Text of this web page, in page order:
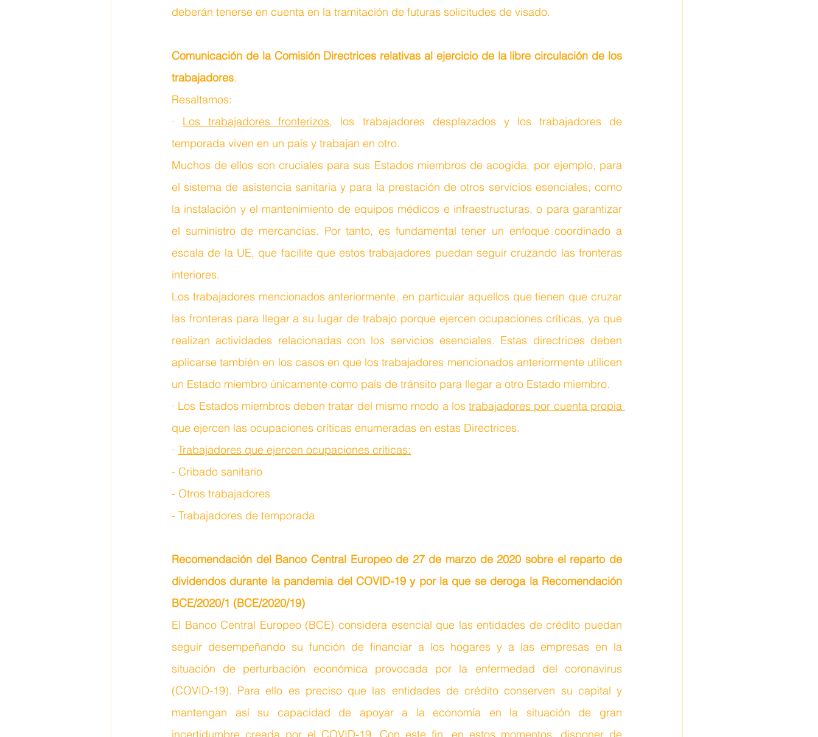
deberán tenerse en cuenta en la tramitación de futuras solicitudes de visado.
Comunicación de la Comisión Directrices relativas al ejercicio de la libre circulación de los
trabajadores.
Resaltamos:
· Los trabajadores fronterizos, los trabajadores desplazados y los trabajadores de
temporada viven en un país y trabajan en otro.
Muchos de ellos son cruciales para sus Estados miembros de acogida, por ejemplo, para
el sistema de asistencia sanitaria y para la prestación de otros servicios esenciales, como
la instalación y el mantenimiento de equipos médicos e infraestructuras, o para garantizar
el suministro de mercancías. Por tanto, es fundamental tener un enfoque coordinado a
escala de la UE, que facilite que estos trabajadores puedan seguir cruzando las fronteras
interiores.
Los trabajadores mencionados anteriormente, en particular aquellos que tienen que cruzar
las fronteras para llegar a su lugar de trabajo porque ejercen ocupaciones críticas, ya que
realizan actividades relacionadas con los servicios esenciales. Estas directrices deben
aplicarse también en los casos en que los trabajadores mencionados anteriormente utilicen
un Estado miembro únicamente como país de tránsito para llegar a otro Estado miembro.
· Los Estados miembros deben tratar del mismo modo a los
que ejercen las ocupaciones críticas enumeradas en estas Directrices.
· Trabajadores que ejercen ocupaciones críticas:
- Cribado sanitario
- Otros trabajadores
- Trabajadores de temporada
Recomendación del Banco Central Europeo de 27 de marzo de 2020 sobre el reparto de
dividendos durante la pandemia del COVID-19 y por la que se deroga la Recomendación
BCE/2020/1 (BCE/2020/19)
El Banco Central Europeo (BCE) considera esencial que las entidades de crédito puedan
seguir desempeñando su función de financiar a los hogares y a las empresas en la
situación de perturbación económica provocada por la enfermedad del coronavirus
(COVID-19). Para ello es preciso que las entidades de crédito conserven su capital y
mantengan así su capacidad de apoyar a la economía en la situación de gran